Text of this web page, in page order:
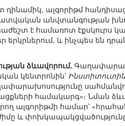
դինամիկ, ալգորիթմ
անվտանգության
է համառոտ
երկրներում, և ինչպես են
ձևավորում.
կենտրոնին՝ Ինստիտուտին
համակարգ»։ Նման
ալգորիթմի համար՝
և